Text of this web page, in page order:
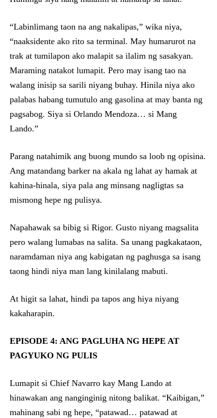
“Labinlimang taon na ang nakalipas,” wika niya,
“naaksidente ako rito sa terminal. May humarurot na
trak at tumilapon ako malapit sa ilalim ng sasakyan.
Maraming natakot lumapit. Pero may isang tao na
walang inisip sa sarili niyang buhay. Hinila niya ako
palabas habang tumutulo ang gasolina at may banta ng
pagsabog. Siya si Orlando Mendoza… si Mang
Lando.”
Parang natahimik ang buong mundo sa loob ng opisina.
Ang matandang barker na akala ng lahat ay hamak at
kahina-hinala, siya pala ang minsang nagligtas sa
mismong hepe ng pulisya.
Napahawak sa bibig si Rigor. Gusto niyang magsalita
pero walang lumabas na salita. Sa unang pagkakataon,
naramdaman niya ang kabigatan ng paghusga sa isang
taong hindi niya man lang kinilalang mabuti.
At higit sa lahat, hindi pa tapos ang hiya niyang
kakaharapin.
EPISODE 4: ANG PAGLUHA NG HEPE AT
PAGYUKO NG PULIS
Lumapit si Chief Navarro kay Mang Lando at
hinawakan ang nanginginig nitong balikat. “Kaibigan,”
mahinang sabi ng hepe, “patawad… patawad at